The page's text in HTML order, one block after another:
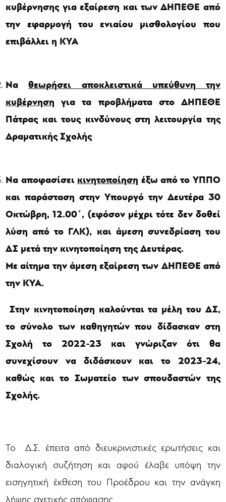
κυβέρνησης για εξαίρεση και των ΔΗΠΕΘΕ από
την εφαρμογή του ενιαίου μισθολογίου που
επιβάλλει η ΚΥΑ
Ναθεωρήσει αποκλειστικά υπεύθυνη την
κυβέρνηση για τα προβλήματα στο ΔΗΠΕΘΕ
Πάτρας και τους κινδύνους στη λειτουργία της
Δραματικής Σχολής
Να αποφασίσει κινητοποίηση έξω από το ΥΠΠΟ
και παράσταση στην Υπουργό την Δευτέρα 30
Οκτώβρη, 12.00΄, (εφόσον μέχρι τότε δεν δοθεί
λύση από το ΓΛΚ), και άμεση συνεδρίαση του
ΔΣ μετά την κινητοποίηση της Δευτέρας.
Με αίτημα την άμεση εξαίρεση των ΔΗΠΕΘΕ από
την ΚΥΑ.
Στην κινητοποίηση καλούνται τα μέλη του ΔΣ,
το σύνολο των καθηγητών που δίδασκαν στη
Σχολή το 2022-23 και γνώριζαν ότι θα
συνεχίσουν να διδάσκουν και το 2023-24,
καθώς και το Σωματείο των σπουδαστών της
Σχολής.
Το Δ.Σ. έπειτα από διευκρινιστικές ερωτήσεις και
διαλογική συζήτηση και αφού έλαβε υπόψη την
εισηγητική έκθεση του Προέδρου και την ανάγκη
λήψης σχετικής απόφασης,